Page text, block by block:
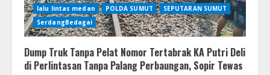
lalu lintas medan POLDA SUMUT
SEPUTARAN SUMUT
SerdangBedagai
Dump Truk Tanpa Pelat Nomor Tertabrak KA Putri Deli
di Perlintasan Tanpa Palang Perbaungan, Sopir Tewas